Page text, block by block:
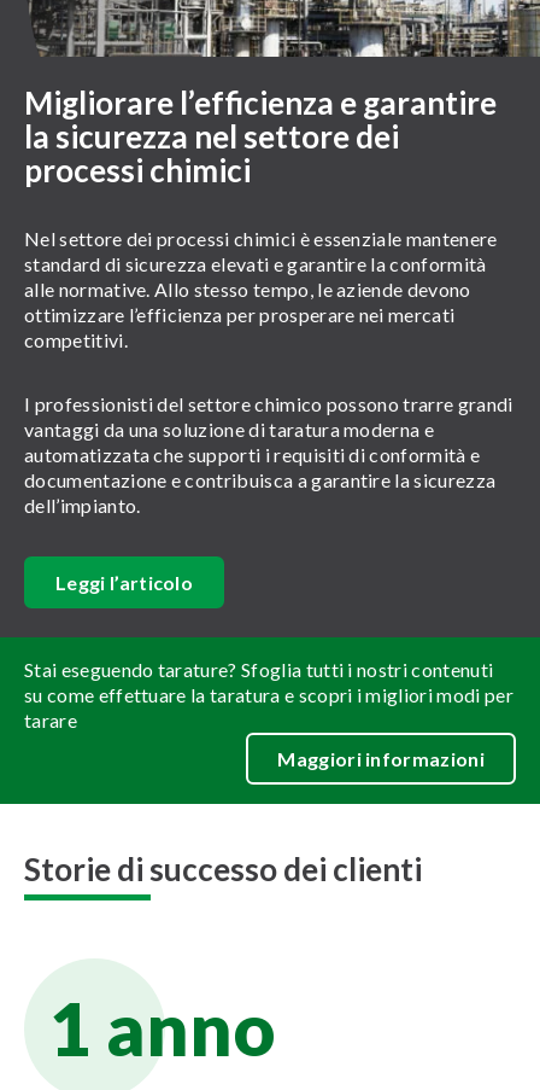
Migliorare l’efficienza e garantire
la sicurezza nel settore dei
processi chimici
Nel settore dei processi chimici è essenziale mantenere
standard di sicurezza elevati e garantire la conformità
alle normative. Allo stesso tempo, le aziende devono
ottimizzare l’efficienza per prosperare nei mercati
competitivi.
I professionisti del settore chimico possono trarre grandi
vantaggi da una soluzione di taratura moderna e
automatizzata che supporti i requisiti di conformità e
documentazione e contribuisca a garantire la sicurezza
dell’impianto.
Leggi l’articolo
Stai eseguendo tarature? Sfoglia tutti i nostri contenuti
su come effettuare la taratura e scopri i migliori modi per
tarare
Maggiori informazioni
Storie di successo dei clienti
1 anno